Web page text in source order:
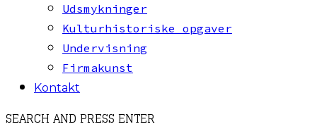
Udsmykninger
Kulturhistoriske opgaver
Undervisning
Firmakunst
Kontakt
SEARCH AND PRESS ENTER